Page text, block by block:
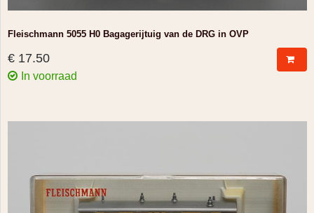
Fleischmann 5055 H0 Bagagerijtuig van de DRG in OVP
€ 17.50
In voorraad